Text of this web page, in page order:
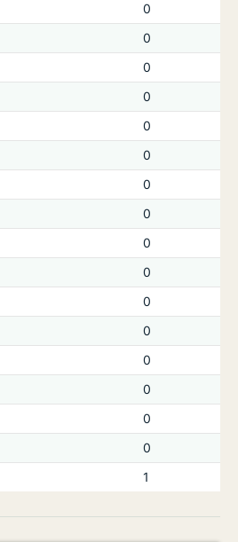
0
0
0
0
0
0
0
0
0
0
0
0
0
0
0
0
1